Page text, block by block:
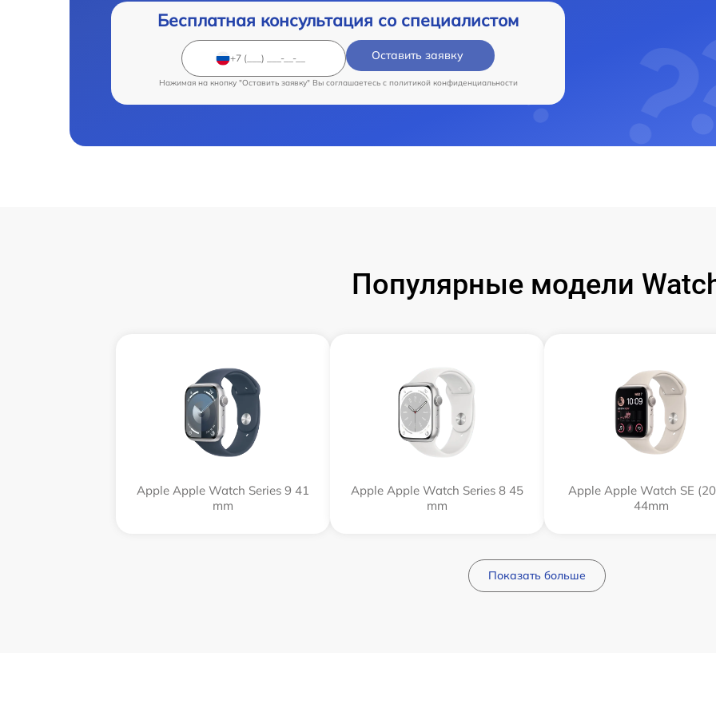
Бесплатная консультация со специалистом
Оставить заявку
Нажимая на кнопку "Оставить заявку" Вы соглашаетесь c политикой конфиденциальности
Популярные модели
Apple Apple Watch Series 9 41
mm
Apple Apple Watch Series 8 45
mm
Apple Apple Watch SE
44mm
Показать больше